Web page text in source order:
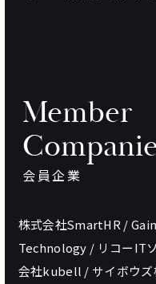
Member
会員企業
株式会社SmartHR /
Technology / リコーIT
会社kubell / サイボウズ